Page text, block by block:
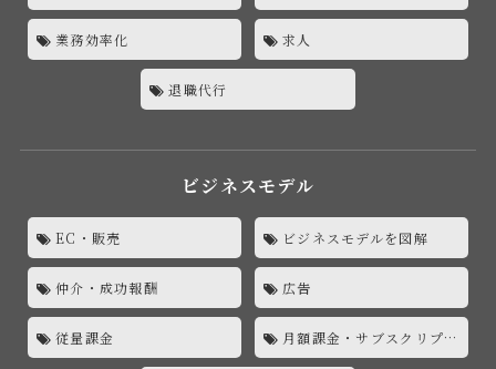
業務効率化 求人
退職代行
ビジネスモデル
EC・販売 ビジネスモデルを図解
仲介・成功報酬 広告
従量課金 月額課金・サブスクリプション